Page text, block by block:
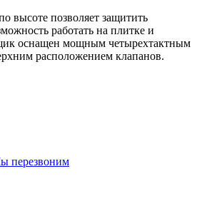
высоте позволяет защитить
работать на плитке и
оснащен мощным четырехтактным
расположением клапанов.
перезвоним